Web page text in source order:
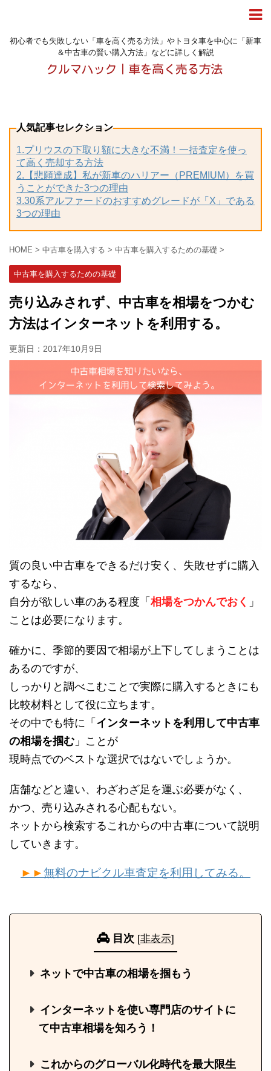
初心者でも失敗しない「車を高く売る方法」やトヨタ車を中心に「新車
＆中古車の賢い購入方法」などに詳しく解説
人気記事セレクション
1.プリウスの下取り額に大きな不満！一括査定を使っ
て高く売却する方法
2.【悲願達成】私が新車のハリアー（PREMIUM）を買
うことができた3つの理由
3.30系アルファードのおすすめグレードが「X」である
3つの理由
HOME > 中古車を購入する > 中古車を購入するための基礎 >
中古車を購入するための基礎
売り込みされず、中古車を相場をつかむ
方法はインターネットを利用する。
更新日： 2017年10月9日
質の良い中古車をできるだけ安く、失敗せずに購入
するなら、
自分が欲しい車のある程度「 相場をつかんでおく 」
ことは必要になります。
確かに、季節的要因で相場が上下してしまうことは
あるのですが、
しっかりと調べこむことで実際に購入するときにも
比較材料として役に立ちます。
その中でも特に「 インターネットを利用して中古車
の相場を掴む 」ことが
現時点でのベストな選択ではないでしょうか。
店舗などと違い、わざわざ足を運ぶ必要がなく、
かつ、売り込みされる心配もない。
ネットから検索するこれからの中古車について説明
していきます。
►►無料のナビクル車査定を利用してみる。
目次 [非表示]
ネットで中古車の相場を掴もう
インターネットを使い専門店のサイトに
て中古車相場を知ろう！
これからのグローバル化時代を最大限生